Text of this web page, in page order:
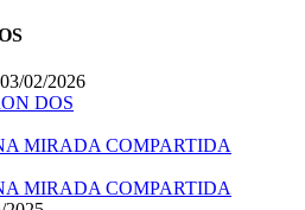
03/02/2026
DOS
MIRADA COMPARTIDA
MIRADA COMPARTIDA